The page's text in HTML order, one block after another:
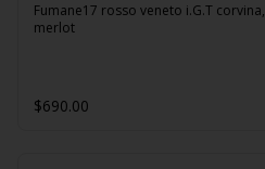
Fumane17 rosso veneto i.G.T corvina,
merlot
$690.00